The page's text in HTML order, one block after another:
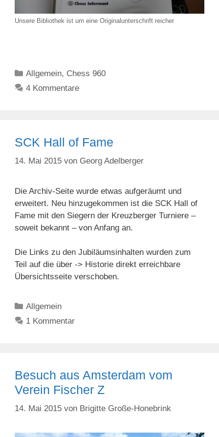
Unsere Bibliothek ist um eine Originalunterschrift reicher
Kategorien
Allgemein, Chess 960
4 Kommentare
SCK Hall of Fame
14. Mai 2015 von Georg Adelberger
Die Archiv-Seite wurde etwas aufgeräumt und
erweitert. Neu hinzugekommen ist die SCK Hall of
Fame mit den Siegern der Kreuzberger Turniere –
soweit bekannt – von Anfang an.
Die Links zu den Jubiläumsinhalten wurden zum
Teil auf die über -> Historie direkt erreichbare
Übersichtsseite verschoben.
Kategorien
Allgemein
1 Kommentar
Besuch aus Amsterdam vom
Verein Fischer Z
14. Mai 2015 von Brigitte Große-Honebrink